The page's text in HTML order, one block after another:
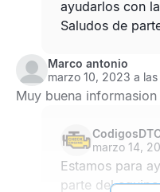
ayudarlos con
Saludos de
Marco antonio
marzo 10, 2023 a
Muy buena informasion
marzo 14,
Estamos para
parte del